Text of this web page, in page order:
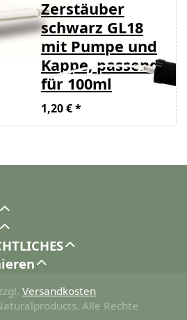
Zerstäuber
schwarz GL18
mit Pumpe und
Kappe, passend
für 100ml
1,20 € *
Versandkosten
Alle Rechte